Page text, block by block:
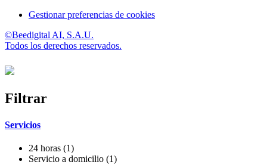
Gestionar preferencias de cookies
©Beedigital AI, S.A.U.
Todos los derechos reservados.
Filtrar
Servicios
24 horas (1)
Servicio a domicilio (1)